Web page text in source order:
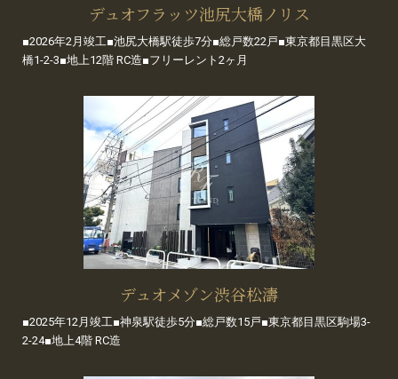
デュオフラッツ池尻大橋ノリス
■2026年2月竣工■池尻大橋駅徒歩7分■総戸数22戸■東京都目黒区大
橋1-2-3■地上12階 RC造■フリーレント2ヶ月
デュオメゾン渋谷松濤
■2025年12月竣工■神泉駅徒歩5分■総戸数15戸■東京都目黒区駒場3-
2-24■地上4階 RC造